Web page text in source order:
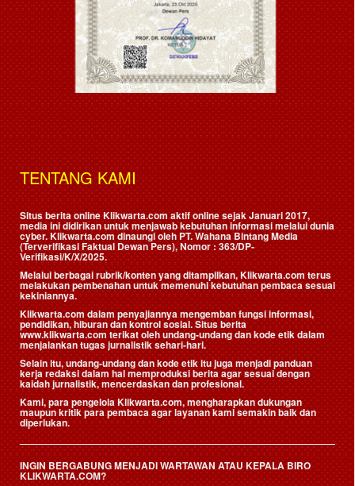
TENTANG KAMI
Situs berita online Klikwarta.com aktif online sejak Januari 2017,
media ini didirikan untuk menjawab kebutuhan informasi melalui dunia
cyber. Klikwarta.com dinaungi oleh PT. Wahana Bintang Media
(Terverifikasi Faktual Dewan Pers), Nomor : 363/DP-
Verifikasi/K/X/2025.
Melalui berbagai rubrik/konten yang ditampilkan, Klikwarta.com terus
melakukan pembenahan untuk memenuhi kebutuhan pembaca sesuai
kekiniannya.
Klikwarta.com dalam penyajiannya mengemban fungsi informasi,
pendidikan, hiburan dan kontrol sosial. Situs berita
www.klikwarta.com terikat oleh undang-undang dan kode etik dalam
menjalankan tugas jurnalistik sehari-hari.
Selain itu, undang-undang dan kode etik itu juga menjadi panduan
kerja redaksi dalam hal memproduksi berita agar sesuai dengan
kaidah jurnalistik, mencerdaskan dan profesional.
Kami, para pengelola Klikwarta.com, mengharapkan dukungan
maupun kritik para pembaca agar layanan kami semakin baik dan
diperlukan.
INGIN BERGABUNG MENJADI WARTAWAN ATAU KEPALA BIRO
KLIKWARTA.COM?